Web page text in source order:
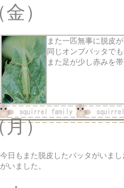
）
また一匹無事に脱皮
同じオンブバッタで
また足が少し赤みを
月）
今日もまた脱皮したバッタがいま
がいました。